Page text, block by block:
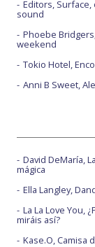
Editors, Surface,
sound
Phoebe
weekend
Tokio Hotel,
Anni B Sweet,
David DeMaría,
mágica
Ella Langley,
La La Love You,
miráis así?
Kase.O, Camisa